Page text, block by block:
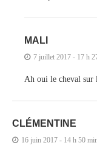
MALI
7 juillet 2017 - 17 h
Ah oui le cheval sur
CLÉMENTINE
16 juin 2017 - 14 h 50